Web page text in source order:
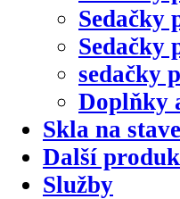
Sedačky
Sedačky
sedačky
Doplňky
Skla na
Další
Služby